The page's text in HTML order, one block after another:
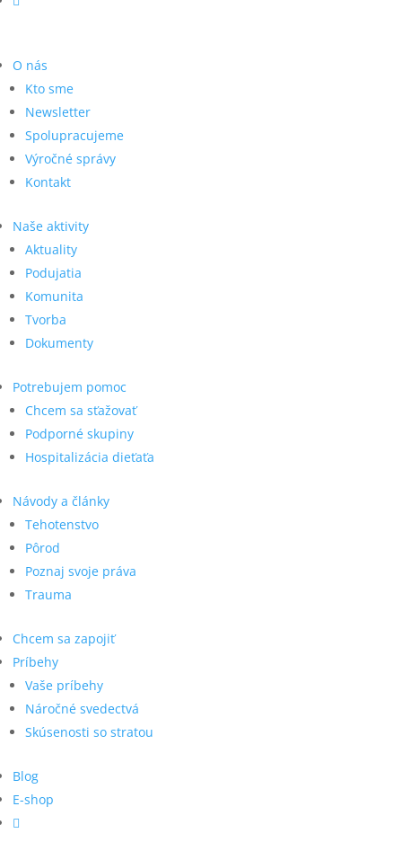
O nás
Kto sme
Newsletter
Spolupracujeme
Výročné správy
Kontakt
Naše aktivity
Aktuality
Podujatia
Komunita
Tvorba
Dokumenty
Potrebujem pomoc
Chcem sa sťažovať
Podporné skupiny
Hospitalizácia dieťaťa
Návody a články
Tehotenstvo
Pôrod
Poznaj svoje práva
Trauma
Chcem sa zapojiť
Príbehy
Vaše príbehy
Náročné svedectvá
Skúsenosti so stratou
Blog
E-shop